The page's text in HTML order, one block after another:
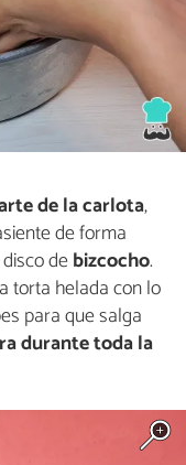
de lacarlota,
de forma
debizcocho.
torta helada con lo
para que salga
durante toda la